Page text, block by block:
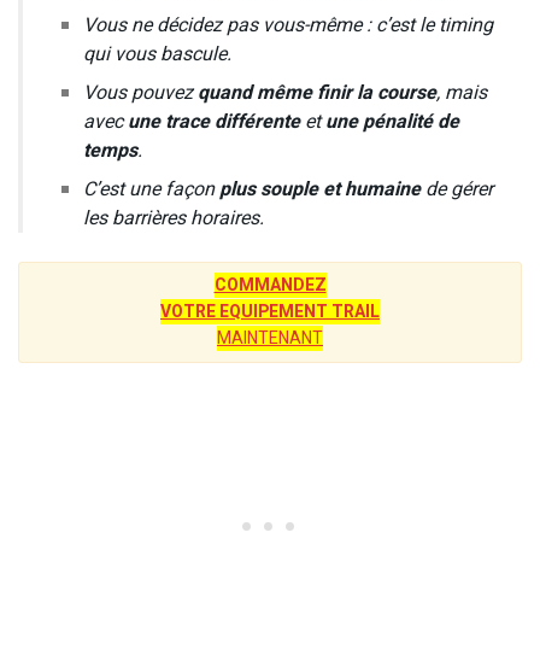
Vous ne décidez pas vous-même : c’est le timing
qui vous bascule.
Vous pouvezquand même finir la course, mais
avecune trace différenteetune pénalité de
temps.
C’est une façonplus souple et humainede gérer
les barrières horaires.
COMMANDEZ
VOTRE EQUIPEMENT TRAIL
MAINTENANT